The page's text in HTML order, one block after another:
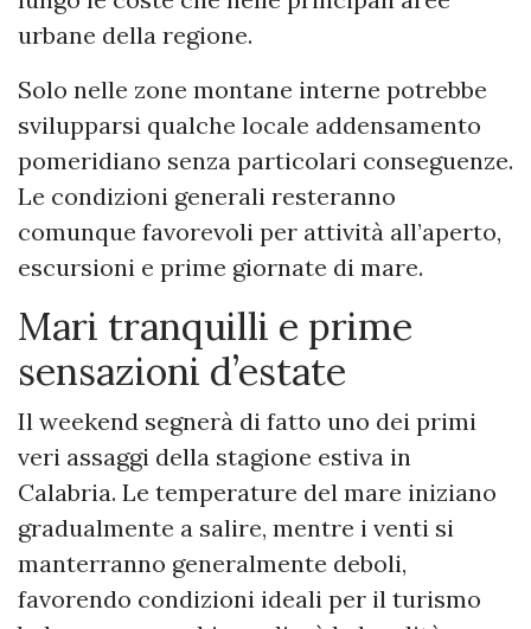
urbane della regione.
Solo nelle zone montane interne potrebbe
svilupparsi qualche locale addensamento
pomeridiano senza particolari conseguenze.
Le condizioni generali resteranno
comunque favorevoli per attività all’aperto,
escursioni e prime giornate di mare.
Mari tranquilli e prime
sensazioni d’estate
Il weekend segnerà di fatto uno dei primi
veri assaggi della stagione estiva in
Calabria. Le temperature del mare iniziano
gradualmente a salire, mentre i venti si
manterranno generalmente deboli,
favorendo condizioni ideali per il turismo